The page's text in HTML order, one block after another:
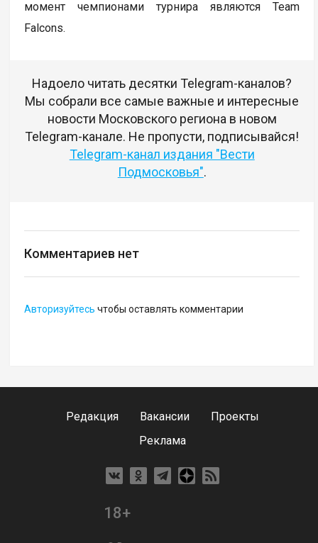
момент чемпионами турнира являются Team
Falcons.
Надоело читать десятки Telegram-каналов?
Мы собрали все самые важные и интересные
новости Московского региона в новом
Telegram-канале. Не пропусти, подписывайся!
Telegram-канал издания "Вести
Подмосковья".
Комментариев нет
Авторизуйтесь чтобы оставлять комментарии
Редакция Вакансии
Проекты
Реклама
18+